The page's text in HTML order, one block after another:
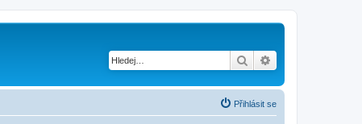
Hledat
Přihlásit se